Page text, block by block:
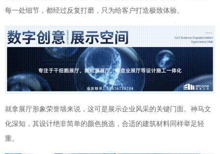
每一处细节，都经过反复打磨，只为给客户打造极致体验。
就拿展厅形象荣誉墙来说，这可是展示企业风采的关键门面。神马文
化深知，其设计绝非简单的颜色挑选，合适的建筑材料同样举足轻
重。